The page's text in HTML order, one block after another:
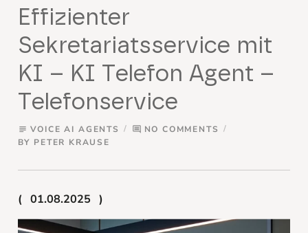
Effizienter
Sekretariatsservice mit
KI – KI Telefon Agent –
Telefonservice
subject VOICE AI AGENTS comment NO COMMENTS
BY PETER KRAUSE
01.08.2025